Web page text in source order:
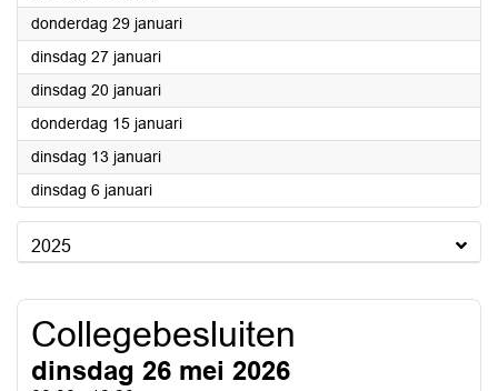
donderdag 29 januari2026
dinsdag 27 januari2026
dinsdag 20 januari2026
donderdag 15 januari2026
dinsdag 13 januari2026
dinsdag 6 januari2026
2025
Collegebesluiten
dinsdag 26 mei 2026